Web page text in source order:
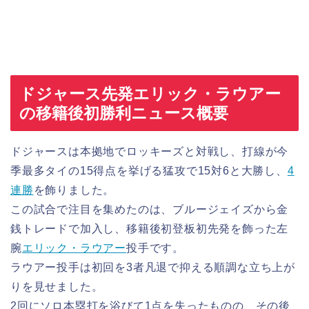
ドジャース先発エリック・ラウアー
の移籍後初勝利ニュース概要
ドジャースは本拠地でロッキーズと対戦し、打線が今
季最多タイの15得点を挙げる猛攻で15対6と大勝し、 4
連勝 を飾りました。
この試合で注目を集めたのは、ブルージェイズから金
銭トレードで加入し、移籍後初登板初先発を飾った左
腕エリック・ラウアー投手です。
ラウアー投手は初回を3者凡退で抑える順調な立ち上が
りを見せました。
2回にソロ本塁打を浴びて1点を失ったものの、その後